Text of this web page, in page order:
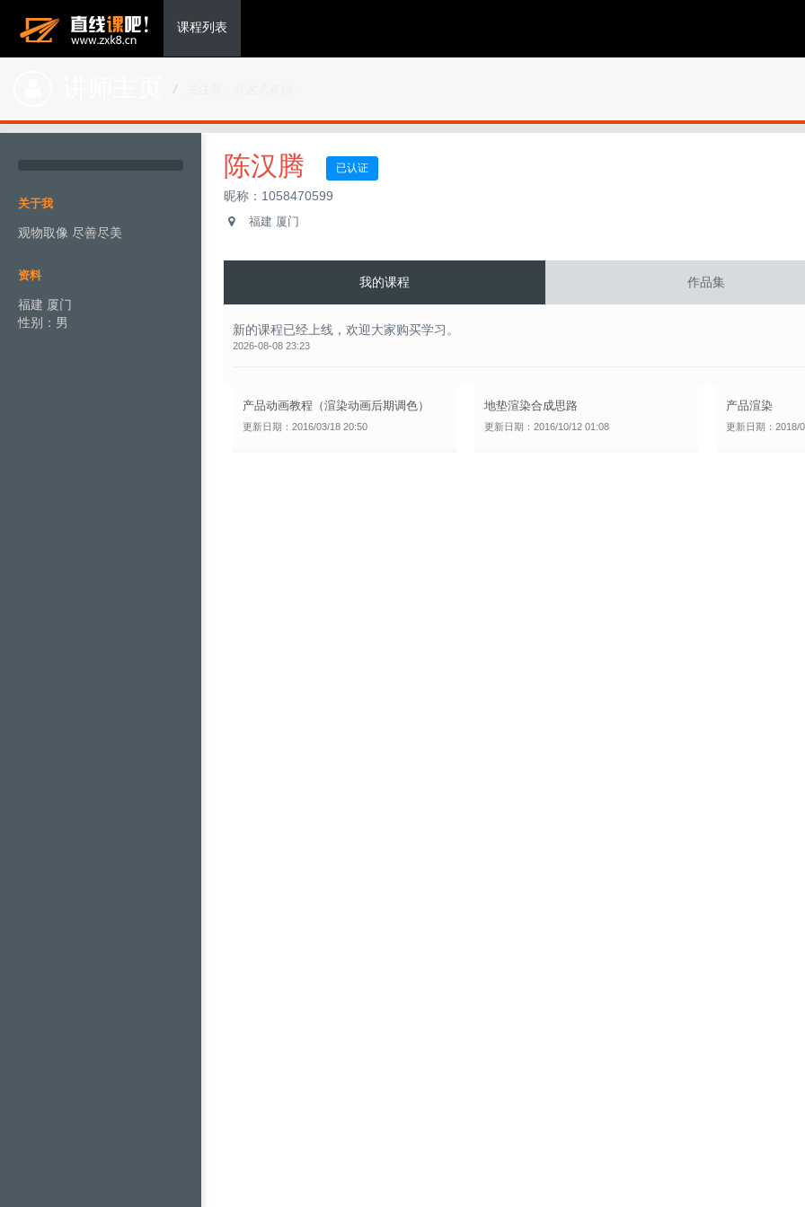
课程列表
关于我
观物取像 尽善尽美
资料
福建 厦门
性别：男
陈汉腾 已认证
昵称：1058470599
福建 厦门
我的课程 作品集
新的课程已经上线，欢迎大家购买学习。
2026-08-08 23:23
产品动画教程（渲染动画后期调色）
更新日期：2016/03/18 20:50
地垫渲染合成思路
更新日期：2016/10/12 01:08
产品渲染
更新日期：2018/